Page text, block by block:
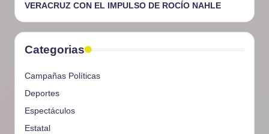
VERACRUZ CON EL IMPULSO DE ROCÍO NAHLE
Categorias
Campañas Políticas
Deportes
Espectáculos
Estatal